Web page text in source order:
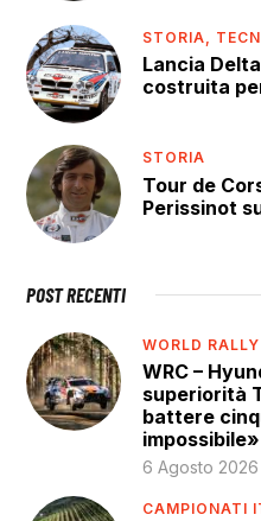
STORIA,
Lancia
costruita
STORIA
Tour de
Perissinot
POST RECENTI
WORLD
WRC –
superiorità
battere
impossibile»
6 Agosto 2026
CAMPIONATI